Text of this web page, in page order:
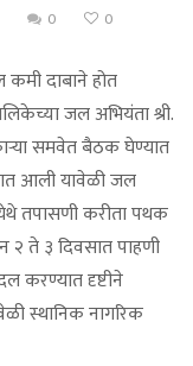
0 0
कमी दाबाने होत
जल अभियंता श्री.
समवेत बैठक घेण्यात
आली यावेळी जल
तपासणी करीता पथक
२ ते ३ दिवसात पाहणी
करण्यात दृष्टीने
स्थानिक नागरिक